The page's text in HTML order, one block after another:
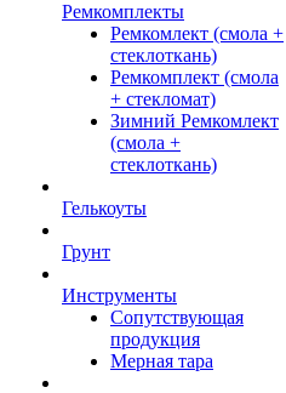
Ремкомплекты
Ремкомлект (смола +
стеклоткань)
Ремкомплект (смола
+ стекломат)
Зимний Ремкомлект
(смола +
стеклоткань)
Гелькоуты
Грунт
Инструменты
Сопутствующая
продукция
Мерная тара